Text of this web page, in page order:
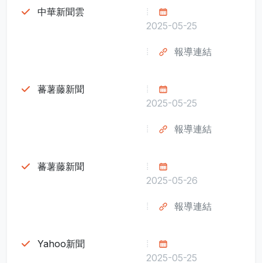
中華新聞雲
2025-05-25
報導連結
蕃薯藤新聞
2025-05-25
報導連結
蕃薯藤新聞
2025-05-26
報導連結
Yahoo新聞
2025-05-25